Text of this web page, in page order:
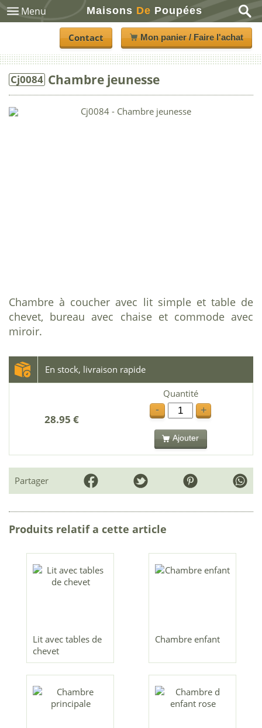
Menu Maisons De Poupées
Contact Mon panier / Faire l'achat
Cj0084 Chambre jeunesse
Chambre à coucher avec lit simple et table de
chevet, bureau avec chaise et commode avec
miroir.
En stock, livraison rapide
28.95 €
Quantité
-
+
Ajouter
Partager
Produits relatif a cette article
Lit avec tables de
chevet
Chambre enfant